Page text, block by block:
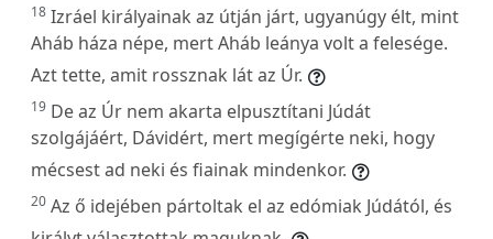
18 Izráel királyainak az útján járt, ugyanúgy élt, mint
Aháb háza népe, mert Aháb leánya volt a felesége.
Azt tette, amit rossznak lát az Úr.
19 De az Úr nem akarta elpusztítani Júdát
szolgájáért, Dávidért, mert megígérte neki, hogy
mécsest ad neki és fiainak mindenkor.
20 Az ő idejében pártoltak el az edómiak Júdától, és